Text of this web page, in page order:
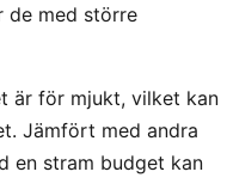
de med större
är för mjukt, vilket kan
Jämfört med andra
en stram budget kan